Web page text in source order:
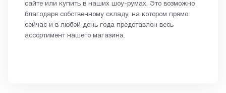
сайте или купить в наших шоу-румах. Это возможно
благодаря собственному складу, на котором прямо
сейчас и в любой день года представлен весь
ассортимент нашего магазина.